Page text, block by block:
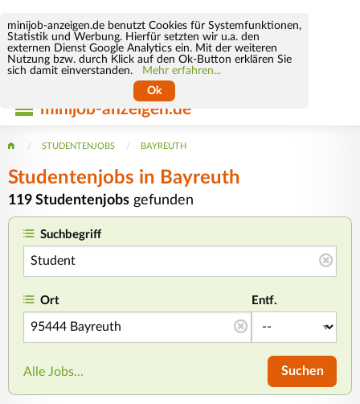
minijob-anzeigen.de benutzt Cookies für Systemfunktionen,
Statistik und Werbung. Hierfür setzten wir u.a. den
externen Dienst Google Analytics ein. Mit der weiteren
Nutzung bzw. durch Klick auf den Ok-Button erklären Sie
sich damit einverstanden.
Mehr erfahren...
Ok
minijob-anzeigen.de
STUDENTENJOBS BAYREUTH
Studentenjobs in Bayreuth
119 Studentenjobs gefunden
Suchbegriff
Ort Entf.
Alle Jobs... Suchen